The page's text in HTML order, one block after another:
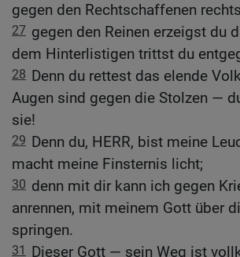
gegen den Rechtschaffenen
27 gegen den Reinen erzeigst du
dem Hinterlistigen trittst du
28 Denn du rettest das elende
Augen sind gegen die Stolzen —
sie!
29 Denn du, HERR, bist meine
macht meine Finsternis licht;
30 denn mit dir kann ich gegen
anrennen, mit meinem Gott über
springen.
31
Dieser Gott — sein Weg ist